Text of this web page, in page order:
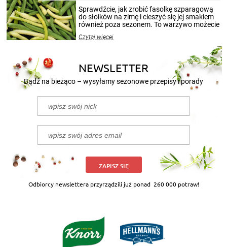
patenty, które pozwolą zachować świeżość
przetworów.
Sprawdźcie, jak zrobić fasolkę szparagową
do słoików na zimę i cieszyć się jej smakiem
również poza sezonem. To warzywo możecie
nasze propozycje!
Czytaj więcej
NEWSLETTER
Bądź na bieżąco – wysyłamy sezonowe przepisy i porady
ZAPISZ SIĘ
Odbiorcy newslettera przyrządzili już ponad 260 000 potraw!